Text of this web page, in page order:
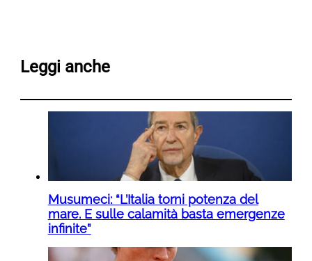
Leggi anche
Musumeci: “L’Italia torni potenza del
mare. E sulle calamità basta emergenze
infinite”